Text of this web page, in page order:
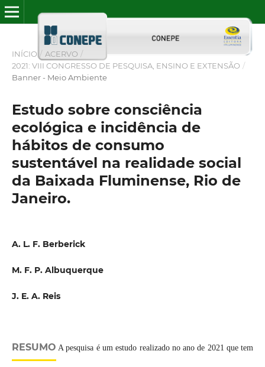
INÍCIO / ACERVO /
2021: VIII CONGRESSO DE PESQUISA, ENSINO E EXTENSÃO /
Banner - Meio Ambiente
Estudo sobre consciência
ecológica e incidência de
hábitos de consumo
sustentável na realidade social
da Baixada Fluminense, Rio de
Janeiro.
A. L. F. Berberick
M. F. P. Albuquerque
J. E. A. Reis
RESUMO A pesquisa é um estudo realizado no ano de 2021 que tem